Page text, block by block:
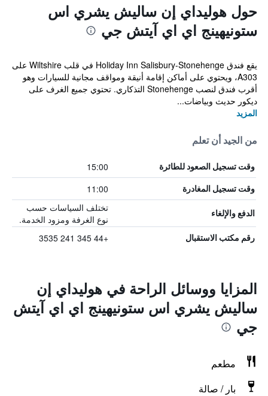
حول هوليداي إن ساليش يشري اس
ستونيهينج اي اي آيتش جي
يقع فندق Holiday Inn Salisbury-Stonehenge في قلب Wiltshire على
A303، ويحتوي على أماكن إقامة أنيقة ومواقف مجانية للسيارات وهو
أقرب فندق لنصب Stonehenge التذكاري. تحتوي جميع الغرف على
ديكور حديث وبياضات...
المزيد
من الجيد أن تعلم
وقت تسجيل الصعود للطائرة 15:00
وقت تسجيل المغادرة 11:00
الدفع والإلغاء
تختلف السياسات حسب
نوع الغرفة ومزود الخدمة.
رقم مكتب الاستقبال +44 345 241 3535
المزايا ووسائل الراحة في هوليداي إن
ساليش يشري اس ستونيهينج اي اي آيتش
جي
مطعم
بار / صالة